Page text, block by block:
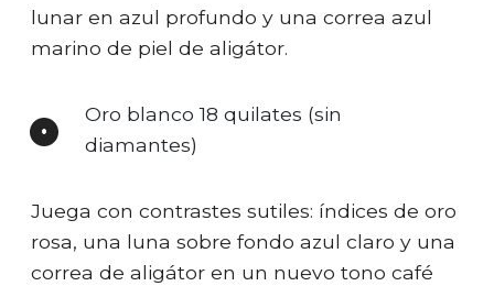
lunar en azul profundo y una correa azul
marino de piel de aligátor.
Oro blanco 18 quilates (sin
diamantes)
Juega con contrastes sutiles: índices de oro
rosa, una luna sobre fondo azul claro y una
correa de aligátor en un nuevo tono café